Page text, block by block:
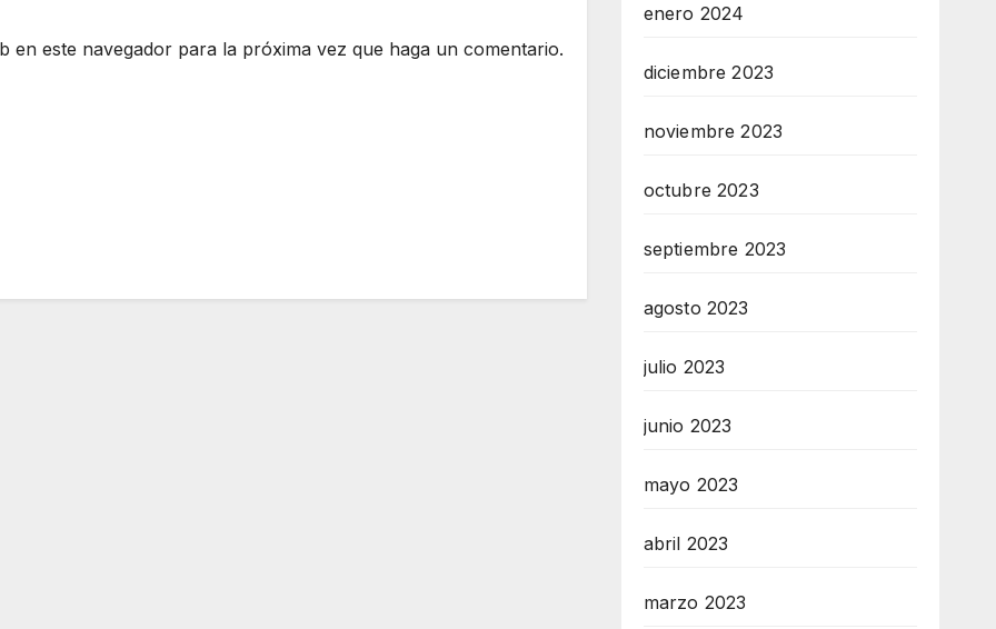
este navegador para la próxima vez que haga un comentario.
enero 2024
diciembre 2023
noviembre 2023
octubre 2023
septiembre 2023
agosto 2023
julio 2023
junio 2023
mayo 2023
abril 2023
marzo 2023